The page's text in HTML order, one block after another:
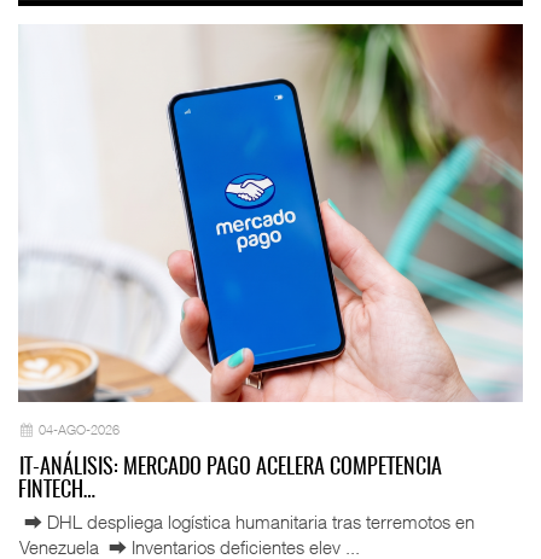
04-AGO-2026
IT-ANÁLISIS: MERCADO PAGO ACELERA COMPETENCIA
FINTECH…
⮕ DHL despliega logística humanitaria tras terremotos en
Venezuela ⮕ Inventarios deficientes elev ...